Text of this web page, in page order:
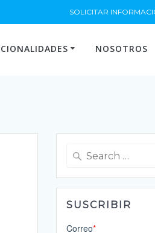
SOLICITAR
NOSOTROS
Search
SUSCRIBIR